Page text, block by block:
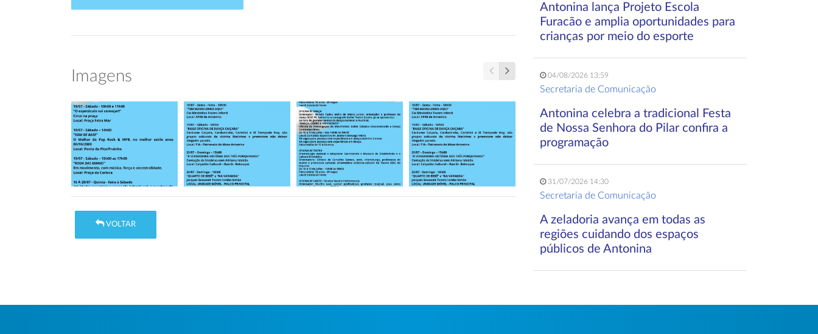
Imagens
VOLTAR
Antonina lança Projeto Escola
Furacão e amplia oportunidades para
crianças por meio do esporte
04/08/2026 13:59
Secretaria de Comunicação
Antonina celebra a tradicional Festa
de Nossa Senhora do Pilar confira a
programação
31/07/2026 14:30
Secretaria de Comunicação
A zeladoria avança em todas as
regiões cuidando dos espaços
públicos de Antonina